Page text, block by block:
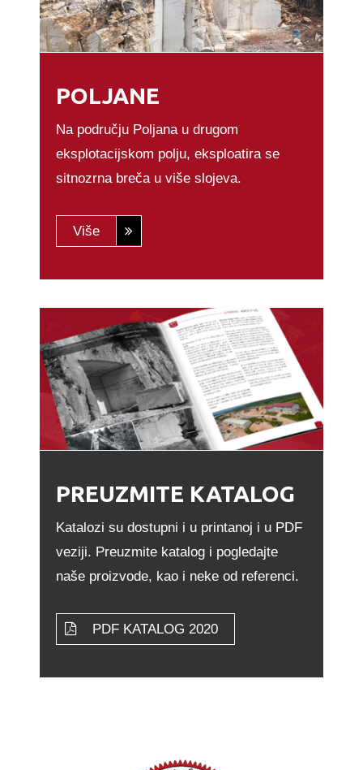
POLJANE
Na području Poljana u drugom
eksplotacijskom polju, eksploatira se
sitnozrna breča u više slojeva.
Više
PREUZMITE KATALOG
Katalozi su dostupni i u printanoj i u PDF
veziji. Preuzmite katalog i pogledajte
naše proizvode, kao i neke od referenci.
PDF KATALOG 2020